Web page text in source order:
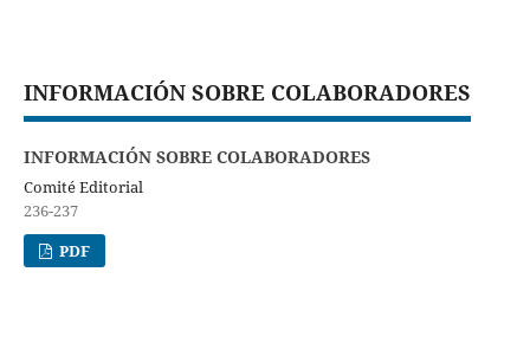
INFORMACIÓN SOBRE COLABORADORES
INFORMACIÓN SOBRE COLABORADORES
Comité Editorial
236-237
PDF